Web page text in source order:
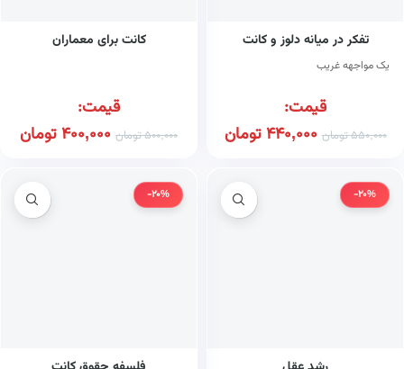
تفکر در میانه دلوز و کانت
یک مواجهه غریب
قیمت:
550,000تومان 440,000تومان
کانت برای معماران
قیمت:
500,000تومان 400,000تومان
-20%
-20%